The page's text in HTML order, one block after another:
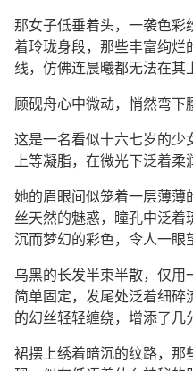
那女子低垂着头，一袭色彩
着玲珑身段，那些丰富绚
线，仿佛连晨曦都无法在其
顾砚舟心中微动，悄然弯下
这是一名看似十六七岁的少
上等凝脂，在微光下泛着柔
她的眉眼间似笼着一层薄
丝天然的魅惑，瞳孔中泛
沉而梦幻的彩色，令人一眼
乌黑的长发半束半散，仅
简单固定，发尾处泛着细
的幻丝轻轻缠绕，增添了几
裙摆上绣着暗沉的纹路，